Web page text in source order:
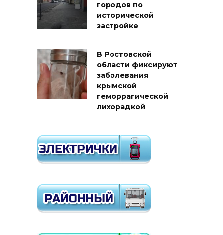
городов по
исторической
застройке
В Ростовской
области фиксируют
заболевания
крымской
геморрагической
лихорадкой